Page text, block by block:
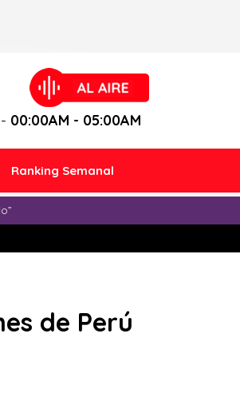
00:00AM - 05:00AM
Ranking Semanal
de Perú